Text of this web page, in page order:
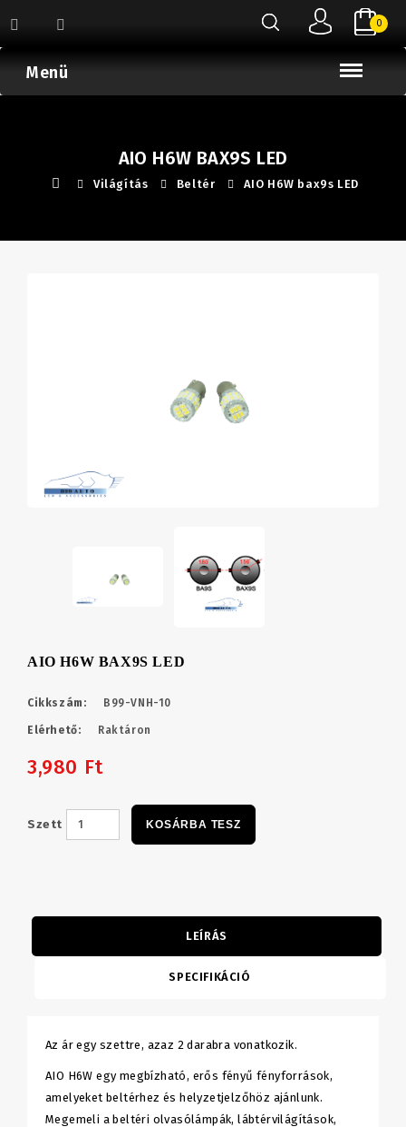
0
Menü
AIO H6W BAX9S LED
Világítás Beltér AIO H6W bax9s LED
AIO H6W BAX9S LED
Cikkszám: B99-VNH-10
Elérhető: Raktáron
3,980 Ft
Szett KOSÁRBA TESZ
LEÍRÁS
SPECIFIKÁCIÓ
Az ár egy szettre, azaz 2 darabra vonatkozik.
AIO H6W egy megbízható, erős fényű fényforrások,
amelyeket beltérhez és helyzetjelzőhöz ajánlunk.
Megemeli a beltéri olvasólámpák, lábtérvilágítások,